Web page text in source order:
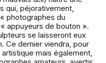
qui, péjorativement,
photographes du
appuyeurs de bouton ».
se laisseront eux
Ce dernier viendra, pour
mais également,